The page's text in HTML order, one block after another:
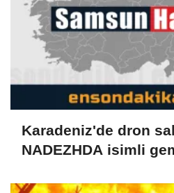
Karadeniz'de dron
NADEZHDA isimli